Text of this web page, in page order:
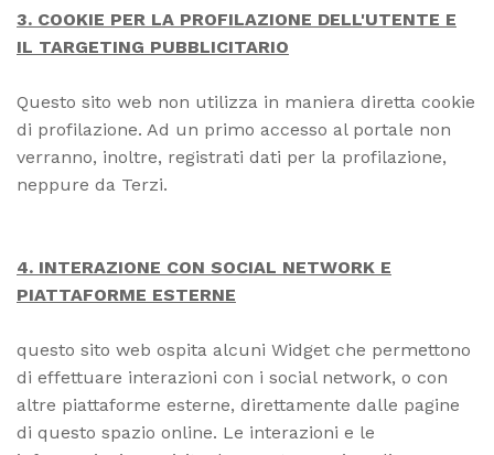
3. COOKIE PER LA PROFILAZIONE DELL'UTENTE E
IL TARGETING PUBBLICITARIO
Questo sito web non utilizza in maniera diretta cookie
di profilazione. Ad un primo accesso al portale non
verranno, inoltre, registrati dati per la profilazione,
neppure da Terzi.
4. INTERAZIONE CON SOCIAL NETWORK E
PIATTAFORME ESTERNE
questo sito web ospita alcuni Widget che permettono
di effettuare interazioni con i social network, o con
altre piattaforme esterne, direttamente dalle pagine
di questo spazio online. Le interazioni e le